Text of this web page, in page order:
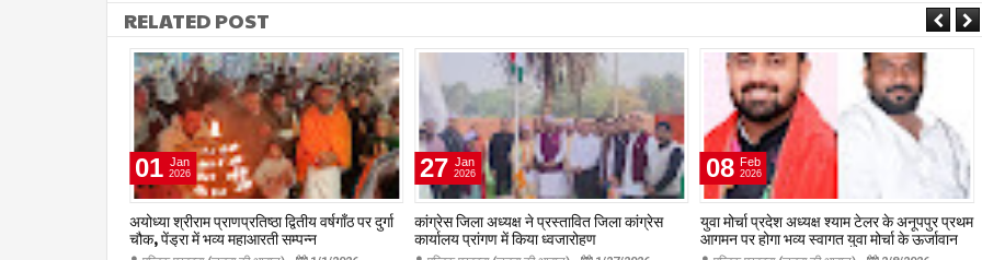
RELATED POST
01 Jan
2026
अयोध्या श्रीराम प्राणप्रतिष्ठा द्वितीय वर्षगाँठ पर दुर्गा
चौक, पेंड्रा में भव्य महाआरती सम्पन्न
27 Jan
2026
कांग्रेस जिला अध्यक्ष ने प्रस्तावित जिला कांग्रेस
कार्यालय प्रांगण में किया ध्वजारोहण
08 Feb
2026
युवा मोर्चा प्रदेश अध्यक्ष श्याम टेलर के अनूपपुर प्रथम
आगमन पर होगा भव्य स्वागत युवा मोर्चा के ऊर्जावान